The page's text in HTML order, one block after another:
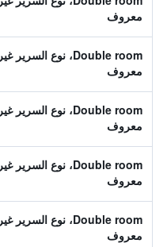
معروف
Double room، نوع السرير غير
معروف
Double room، نوع السرير غير
معروف
Double room، نوع السرير غير
معروف
Double room، نوع السرير غير
معروف